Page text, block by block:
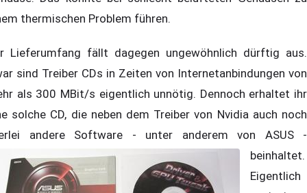
thermischen Problem führen.
Lieferumfang fällt dagegen ungewöhnlich dürftig aus.
sind Treiber CDs in Zeiten von Internetanbindungen von
als 300 MBit/s eigentlich unnötig. Dennoch erhaltet ihr
solche CD, die neben dem Treiber von Nvidia auch noch
andere Software - unter anderem von ASUS -
beinhaltet.
Eigentlich